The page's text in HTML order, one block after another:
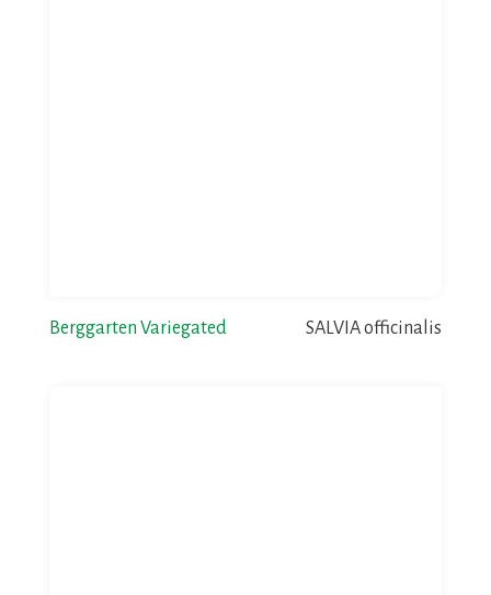
Berggarten Variegated SALVIA officinalis